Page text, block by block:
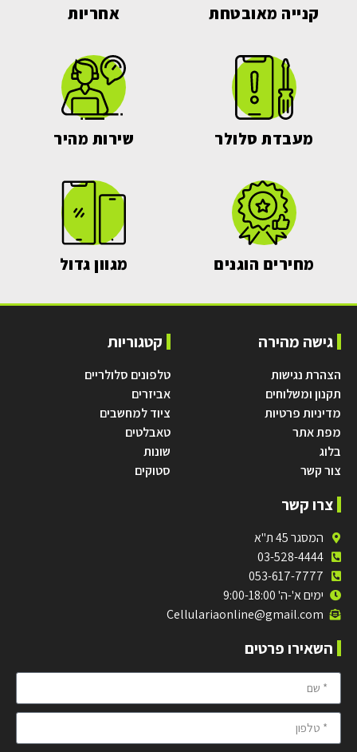
קנייה מאובטחת אחריות
מעבדת סלולר שירות מהיר
מחירים הוגנים מגוון גדול
גישה מהירה
הצהרת נגישות
תקנון ומשלוחים
מדיניות פרטיות
מפת אתר
בלוג
צור קשר
קטגוריות
טלפונים סלולריים
אביזרים
ציוד למחשבים
טאבלטים
שונות
סטוקים
צרו קשר
המסגר 45 ת"א
03-528-4444
053-617-7777
ימים א'-ה' 9:00-18:00
Cellulariaonline@gmail.com
השאירו פרטים